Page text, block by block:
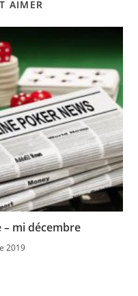
AIMER
mi décembre
2019